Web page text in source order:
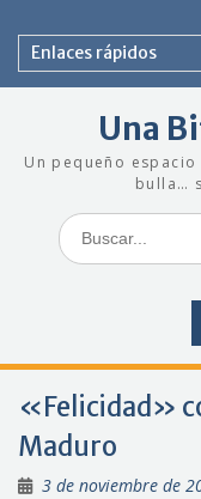
contenido
Enlaces rápidos
Una
Un pequeño
bulla…
Buscar:
«Felicidad»
Maduro
3 de noviembre de